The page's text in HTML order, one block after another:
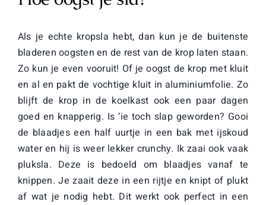
Als je echte kropsla hebt, dan kun je de buitenste
bladeren oogsten en de rest van de krop laten staan.
Zo kun je even vooruit! Of je oogst de krop met kluit
en al en pakt de vochtige kluit in aluminiumfolie. Zo
blijft de krop in de koelkast ook een paar dagen
goed en knapperig. Is ‘ie toch slap geworden? Gooi
de blaadjes een half uurtje in een bak met ijskoud
water en hij is weer lekker crunchy. Ik zaai ook vaak
pluksla. Deze is bedoeld om blaadjes vanaf te
knippen. Je zaait deze in een rijtje en knipt of plukt
af wat je nodig hebt. Dit werkt ook perfect in een